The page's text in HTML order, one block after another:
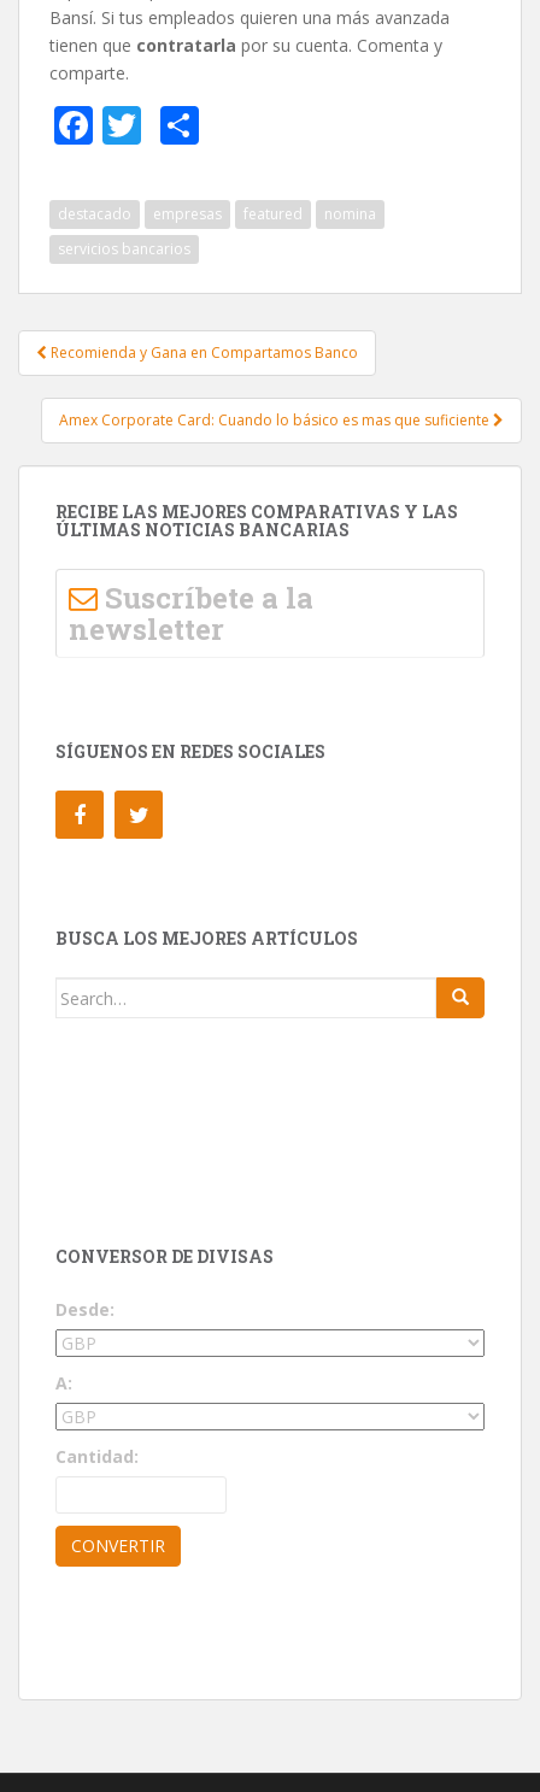
Bansí. Si tus empleados quieren una más avanzada
tienen que contratarla por su cuenta. Comenta y
comparte.
F
e
b
o
o
k
T
itt
er
m
p
ar
ti
r
destacado empresas featured
nomina
servicios bancarios
Post navigation
Recomienda y Gana en Compartamos Banco
Amex Corporate Card: Cuando lo básico es mas que suficiente
RECIBE LAS MEJORES COMPARATIVAS Y LAS
ÚLTIMAS NOTICIAS BANCARIAS
Suscríbete a la
newsletter
SÍGUENOS EN REDES SOCIALES
BUSCA LOS MEJORES ARTÍCULOS
Search for:
CONVERSOR DE DIVISAS
Desde:
A:
Cantidad: